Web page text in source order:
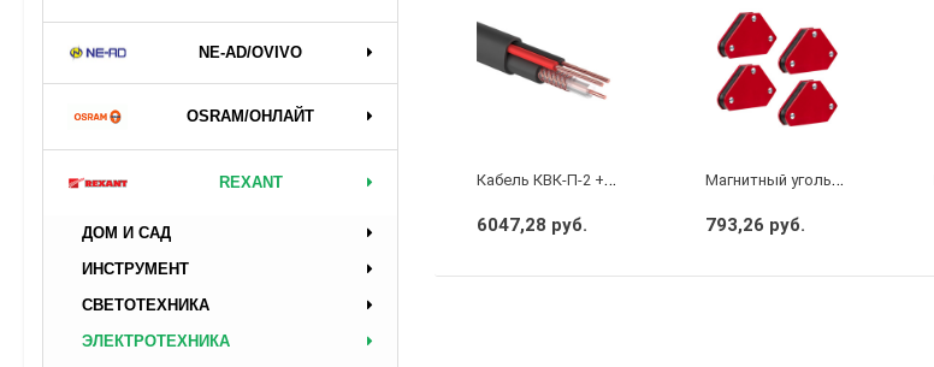
NE-AD/OVIVO
OSRAM/ОНЛАЙТ
REXANT
ДОМ И САД
ИНСТРУМЕНТ
СВЕТОТЕХНИКА
ЭЛЕКТРОТЕХНИКА
К
абель КВК-П-2 +2x0,50 мм² (Cu/CCA) (96) черный, 200 м, PROconnect
6047,28 руб.
М
агнитный угольник-держатель для сварки набор 4 шт. на 4 кг REXANT
793,26 руб.